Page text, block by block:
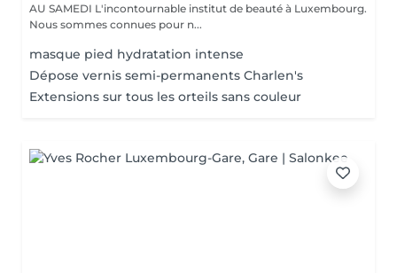
AU SAMEDI L'incontournable institut de beauté à Luxembourg.
Nous sommes connues pour n...
masque pied hydratation intense
Dépose vernis semi-permanents Charlen's
Extensions sur tous les orteils sans couleur